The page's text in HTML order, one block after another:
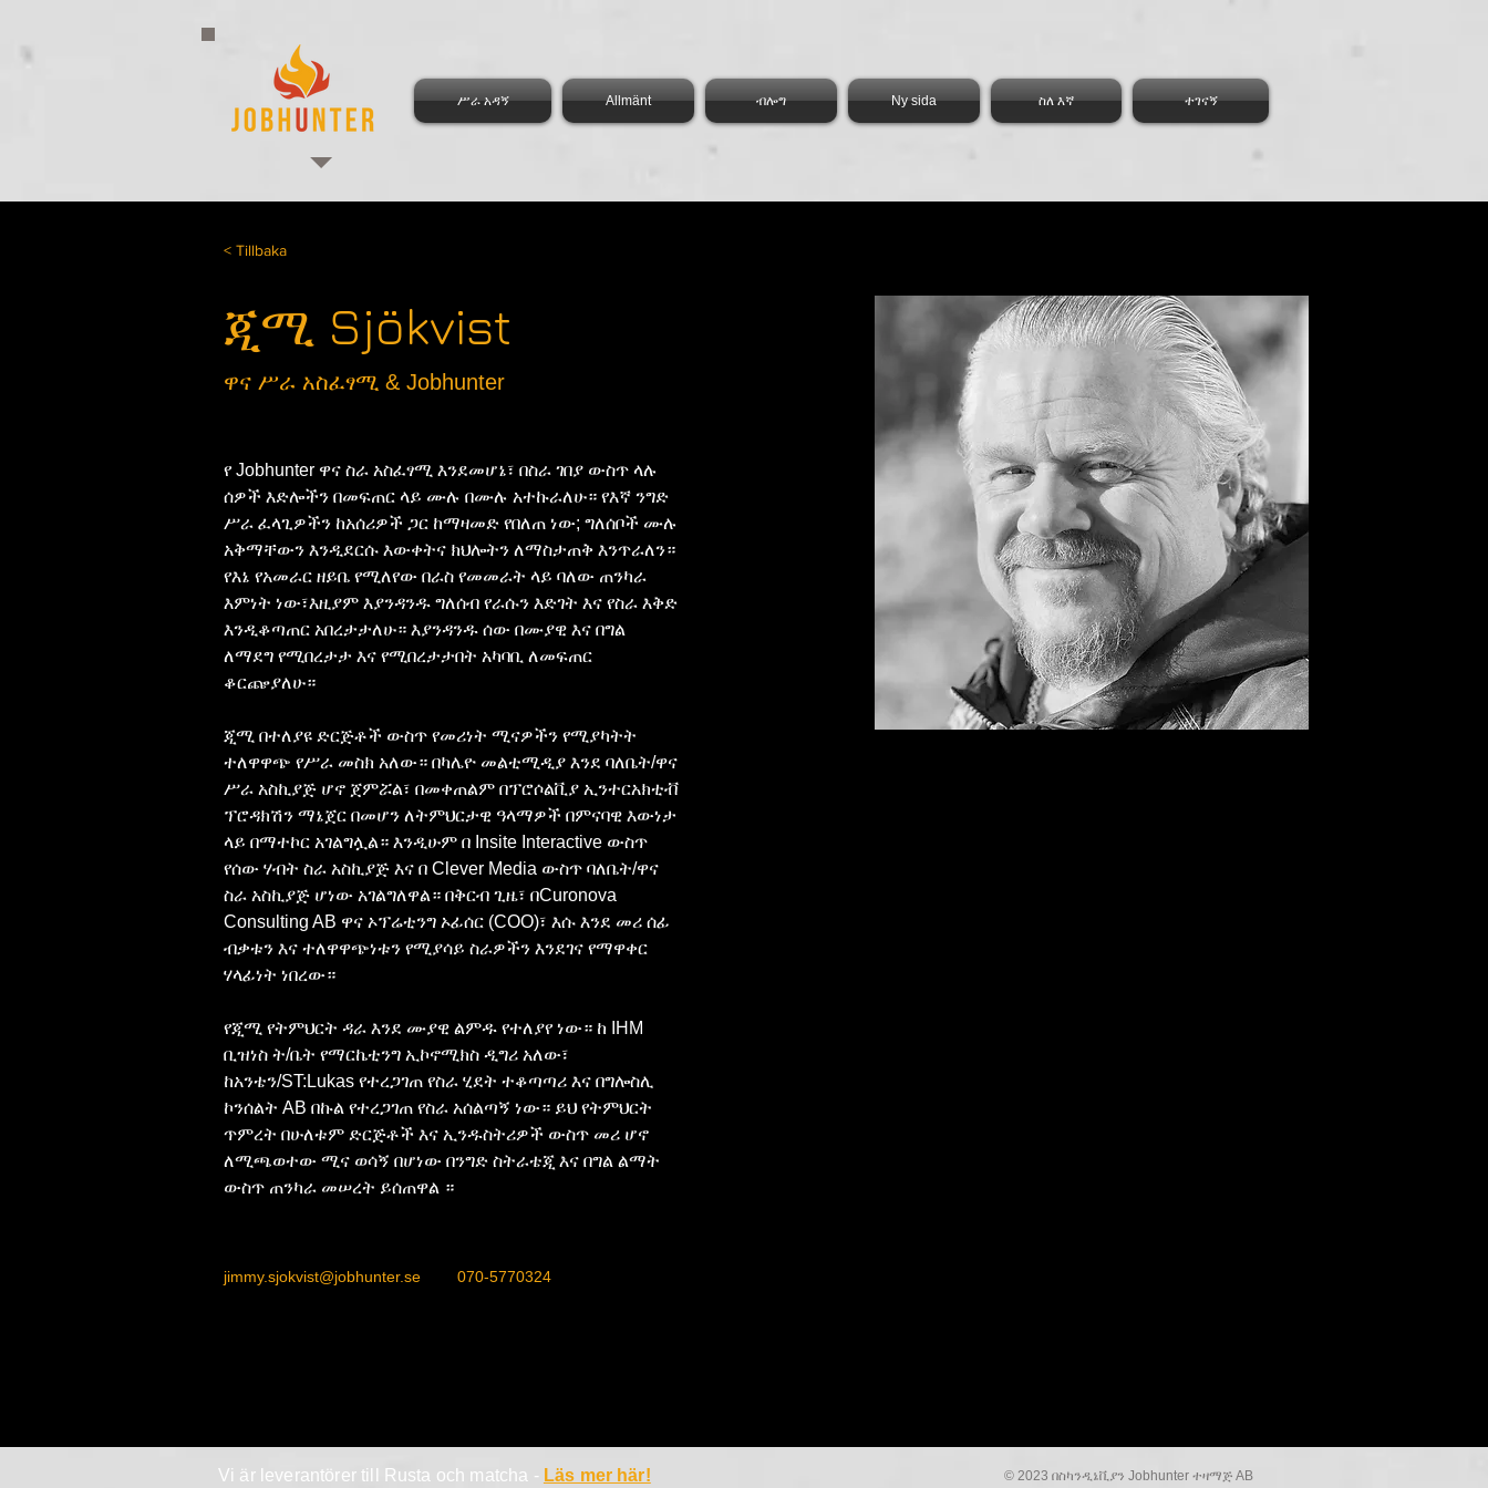
ሥራ አዳኝ Allmänt ብሎግ Ny sida ስለ እኛ ተገናኝ
< Tillbaka
ጂሚ Sjökvist
ዋና ሥራ አስፈፃሚ & Jobhunter
የ Jobhunter ዋና ስራ አስፈፃሚ እንደመሆኔ፣ በስራ ገበያ ውስጥ ላሉ
ሰዎች እድሎችን በመፍጠር ላይ ሙሉ በሙሉ አተኩራለሁ። የእኛ ንግድ
ሥራ ፈላጊዎችን ከአሰሪዎች ጋር ከማዛመድ የበለጠ ነው; ግለሰቦች ሙሉ
አቅማቸውን እንዲደርሱ እውቀትና ክህሎትን ለማስታጠቅ እንጥራለን።
የእኔ የአመራር ዘይቤ የሚለየው በራስ የመመራት ላይ ባለው ጠንካራ
እምነት ነው፣እዚያም እያንዳንዱ ግለሰብ የራሱን እድገት እና የስራ እቅድ
እንዲቆጣጠር አበረታታለሁ። እያንዳንዱ ሰው በሙያዊ እና በግል
ለማደግ የሚበረታታ እና የሚበረታታበት አካባቢ ለመፍጠር
ቆርጬያለሁ።
ጂሚ በተለያዩ ድርጅቶች ውስጥ የመሪነት ሚናዎችን የሚያካትት
ተለዋዋጭ የሥራ መስክ አለው። በካሌዮ መልቲሚዲያ እንደ ባለቤት/ዋና
ሥራ አስኪያጅ ሆኖ ጀምሯል፣ በመቀጠልም በፕሮሶልቪያ ኢንተርአክቲቭ
ፕሮዳክሽን ማኔጀር በመሆን ለትምህርታዊ ዓላማዎች በምናባዊ እውነታ
ላይ በማተኮር አገልግሏል። እንዲሁም በ Insite Interactive ውስጥ
የሰው ሃብት ስራ አስኪያጅ እና በ Clever Media ውስጥ ባለቤት/ዋና
ስራ አስኪያጅ ሆነው አገልግለዋል። በቅርብ ጊዜ፣ በCuronova
Consulting AB ዋና ኦፕሬቲንግ ኦፊሰር (COO)፣ እሱ እንደ መሪ ሰፊ
ብቃቱን እና ተለዋዋጭነቱን የሚያሳይ ስራዎችን እንደገና የማዋቀር
ሃላፊነት ነበረው።
የጂሚ የትምህርት ዳራ እንደ ሙያዊ ልምዱ የተለያየ ነው። ከ IHM
ቢዝነስ ት/ቤት የማርኬቲንግ ኢኮኖሚክስ ዲግሪ አለው፣
ከአንቴን/ST:Lukas የተረጋገጠ የስራ ሂደት ተቆጣጣሪ እና በግሎስሊ
ኮንሰልት AB በኩል የተረጋገጠ የስራ አሰልጣኝ ነው። ይህ የትምህርት
ጥምረት በሁለቱም ድርጅቶች እና ኢንዱስትሪዎች ውስጥ መሪ ሆኖ
ለሚጫወተው ሚና ወሳኝ በሆነው በንግድ ስትራቴጂ እና በግል ልማት
ውስጥ ጠንካራ መሠረት ይሰጠዋል ።
jimmy.sjokvist@jobhunter.se 070-5770324
Vi är leverantörer till Rusta och matcha - Läs mer här! © 2023 በስካንዲኔቪያን Jobhunter ተዛማጅ AB